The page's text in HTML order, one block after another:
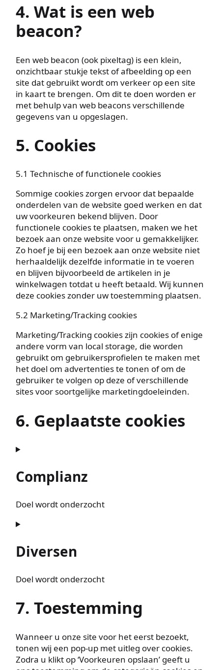
4. Wat is een web
beacon?
Een web beacon (ook pixeltag) is een klein,
onzichtbaar stukje tekst of afbeelding op een
site dat gebruikt wordt om verkeer op een site
in kaart te brengen. Om dit te doen worden er
met behulp van web beacons verschillende
gegevens van u opgeslagen.
5. Cookies
5.1 Technische of functionele cookies
Sommige cookies zorgen ervoor dat bepaalde
onderdelen van de website goed werken en dat
uw voorkeuren bekend blijven. Door
functionele cookies te plaatsen, maken we het
bezoek aan onze website voor u gemakkelijker.
Zo hoef je bij een bezoek aan onze website niet
herhaaldelijk dezelfde informatie in te voeren
en blijven bijvoorbeeld de artikelen in je
winkelwagen totdat u heeft betaald. Wij kunnen
deze cookies zonder uw toestemming plaatsen.
5.2 Marketing/Tracking cookies
Marketing/Tracking cookies zijn cookies of enige
andere vorm van local storage, die worden
gebruikt om gebruikersprofielen te maken met
het doel om advertenties te tonen of om de
gebruiker te volgen op deze of verschillende
sites voor soortgelijke marketingdoeleinden.
6. Geplaatste cookies
Complianz
Doel wordt onderzocht
Consent
service
complianz
Diversen
Doel wordt onderzocht
to
diversen
7. Toestemming
Wanneer u onze site voor het eerst bezoekt,
tonen wij een pop-up met uitleg over cookies.
Zodra u klikt op ‘Voorkeuren opslaan’ geeft u